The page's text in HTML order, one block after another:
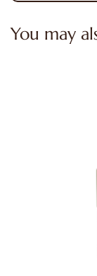
You may